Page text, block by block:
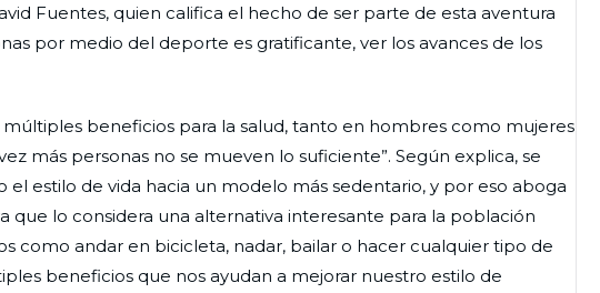
Fuentes, quien califica el hecho de ser parte de esta aventura
por medio del deporte es gratificante, ver los avances de los
beneficios para la salud, tanto en hombres como mujeres
más personas no se mueven lo suficiente”. Según explica, se
estilo de vida hacia un modelo más sedentario, y por eso aboga
lo considera una alternativa interesante para la población
como andar en bicicleta, nadar, bailar o hacer cualquier tipo de
beneficios que nos ayudan a mejorar nuestro estilo de